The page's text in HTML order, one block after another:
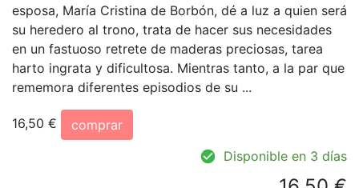
esposa, María Cristina de Borbón, dé a luz a quien será
su heredero al trono, trata de hacer sus necesidades
en un fastuoso retrete de maderas preciosas, tarea
harto ingrata y dificultosa. Mientras tanto, a la par que
rememora diferentes episodios de su ...
16,50 €
comprar
Disponible en 3 días